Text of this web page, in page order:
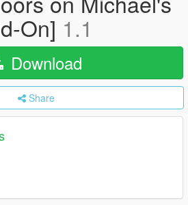
On] 1.1
Download
Share